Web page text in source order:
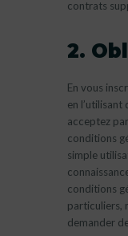
contrats
2.
En vous
en
acceptez
conditions
simple
conditions
particuliers,
demander